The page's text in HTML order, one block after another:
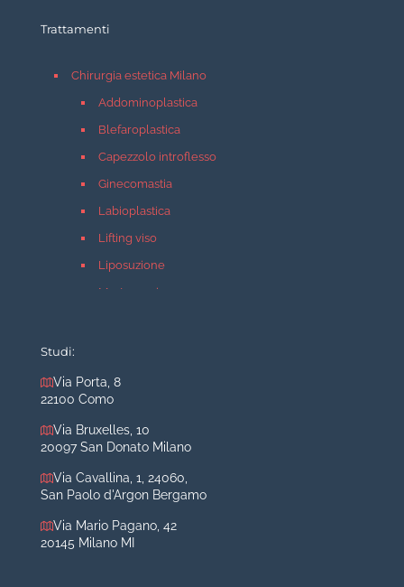
Trattamenti
Chirurgia estetica Milano
Addominoplastica
Blefaroplastica
Capezzolo introflesso
Ginecomastia
Labioplastica
Lifting viso
Liposuzione
Mastopessi
Rinoplastica
Medicina estetica Milano
Acido ialuronico viso
Aumento labbra
Filler
Studi:
Via Porta, 8
22100 Como
Via Bruxelles, 10
20097 San Donato Milano
Via Cavallina, 1, 24060,
San Paolo d'Argon Bergamo
Via Mario Pagano, 42
20145 Milano MI